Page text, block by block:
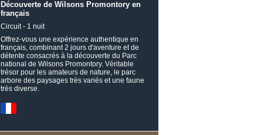
Découverte de Wilsons Promontory en
français
Circuit - 1 nuit
Offrez-vous une expérience authentique en
français, combinant 2 jours d'aventure et de
détente consacrés à la découverte du Parc
national de Wilsons Promontory. Véritable
trésor pour les amateurs de nature, le parc
arbore des paysages très variés et une faune
très diverse.